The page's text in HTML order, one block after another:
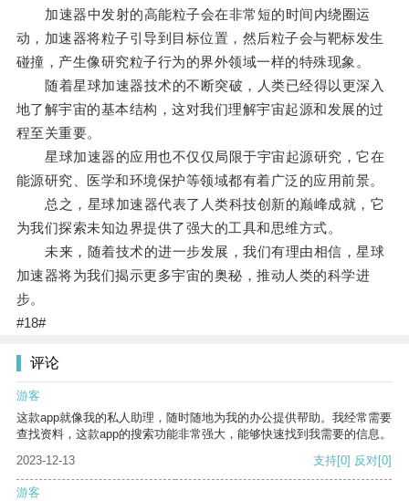
加速器中发射的高能粒子会在非常短的时间内绕圈运
动，加速器将粒子引导到目标位置，然后粒子会与靶标发生
碰撞，产生像研究粒子行为的界外领域一样的特殊现象。
随着星球加速器技术的不断突破，人类已经得以更深入
地了解宇宙的基本结构，这对我们理解宇宙起源和发展的过
程至关重要。
星球加速器的应用也不仅仅局限于宇宙起源研究，它在
能源研究、医学和环境保护等领域都有着广泛的应用前景。
总之，星球加速器代表了人类科技创新的巅峰成就，它
为我们探索未知边界提供了强大的工具和思维方式。
未来，随着技术的进一步发展，我们有理由相信，星球
加速器将为我们揭示更多宇宙的奥秘，推动人类的科学进
步。
#18#
评论
游客
这款app就像我的私人助理，随时随地为我的办公提供帮助。我经常需要
查找资料，这款app的搜索功能非常强大，能够快速找到我需要的信息。
2023-12-13
支持[0] 反对[0]
游客